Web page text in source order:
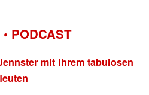
PODCAST
mit ihrem tabulosen